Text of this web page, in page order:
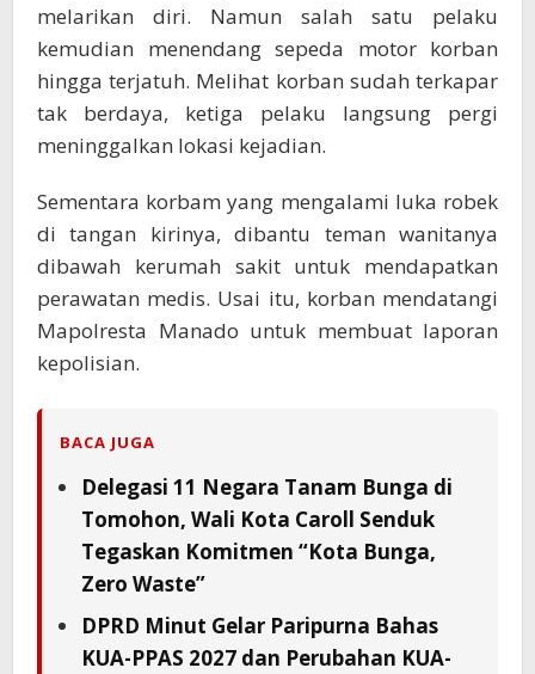
melarikan diri. Namun salah satu pelaku
kemudian menendang sepeda motor korban
hingga terjatuh. Melihat korban sudah terkapar
tak berdaya, ketiga pelaku langsung pergi
meninggalkan lokasi kejadian.
Sementara korbam yang mengalami luka robek
di tangan kirinya, dibantu teman wanitanya
dibawah kerumah sakit untuk mendapatkan
perawatan medis. Usai itu, korban mendatangi
Mapolresta Manado untuk membuat laporan
kepolisian.
BACA JUGA
Delegasi 11 Negara Tanam Bunga di
Tomohon, Wali Kota Caroll Senduk
Tegaskan Komitmen “Kota Bunga,
Zero Waste”
DPRD Minut Gelar Paripurna Bahas
KUA-PPAS 2027 dan Perubahan KUA-